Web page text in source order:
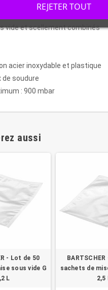
vide et scellement combinés
acier inoxydable et plastique
de soudure
: 900 mbar
aussi
- Lot de 50
sous vide G
L
sachets de
2,5
REJETER TOUT